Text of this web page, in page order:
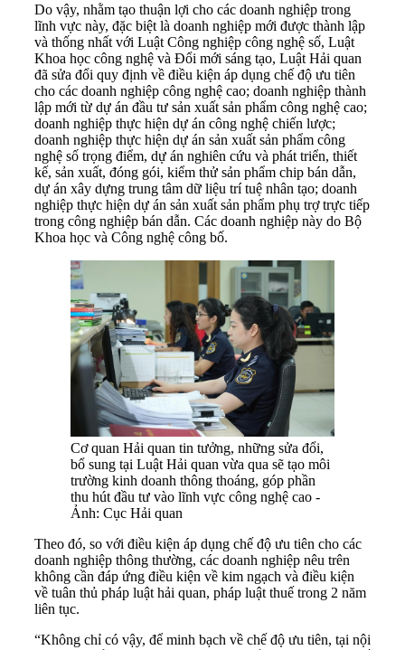
Do vậy, nhằm tạo thuận lợi cho các doanh nghiệp trong
lĩnh vực này, đặc biệt là doanh nghiệp mới được thành lập
và thống nhất với Luật Công nghiệp công nghệ số, Luật
Khoa học công nghệ và Đổi mới sáng tạo, Luật Hải quan
đã sửa đổi quy định về điều kiện áp dụng chế độ ưu tiên
cho các doanh nghiệp công nghệ cao; doanh nghiệp thành
lập mới từ dự án đầu tư sản xuất sản phẩm công nghệ cao;
doanh nghiệp thực hiện dự án công nghệ chiến lược;
doanh nghiệp thực hiện dự án sản xuất sản phẩm công
nghệ số trọng điểm, dự án nghiên cứu và phát triển, thiết
kế, sản xuất, đóng gói, kiểm thử sản phẩm chip bán dẫn,
dự án xây dựng trung tâm dữ liệu trí tuệ nhân tạo; doanh
nghiệp thực hiện dự án sản xuất sản phẩm phụ trợ trực tiếp
trong công nghiệp bán dẫn. Các doanh nghiệp này do Bộ
Khoa học và Công nghệ công bố.
Cơ quan Hải quan tin tưởng, những sửa đổi,
bổ sung tại Luật Hải quan vừa qua sẽ tạo môi
trường kinh doanh thông thoáng, góp phần
thu hút đầu tư vào lĩnh vực công nghệ cao -
Ảnh: Cục Hải quan
Theo đó, so với điều kiện áp dụng chế độ ưu tiên cho các
doanh nghiệp thông thường, các doanh nghiệp nêu trên
không cần đáp ứng điều kiện về kim ngạch và điều kiện
về tuân thủ pháp luật hải quan, pháp luật thuế trong 2 năm
liên tục.
“Không chỉ có vậy, để minh bạch về chế độ ưu tiên, tại nội